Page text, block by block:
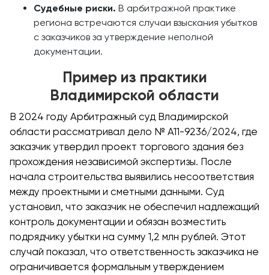
Судебные риски. В арбитражной практике
региона встречаются случаи взыскания убытков
с заказчиков за утверждение неполной
документации.
Пример из практики
Владимирской области
В 2024 году Арбитражный суд Владимирской
области рассматривал дело № А11-9236/2024, где
заказчик утвердил проект торгового здания без
прохождения независимой экспертизы. После
начала строительства выявились несоответствия
между проектными и сметными данными. Суд
установил, что заказчик не обеспечил надлежащий
контроль документации и обязан возместить
подрядчику убытки на сумму 1,2 млн рублей. Этот
случай показал, что ответственность заказчика не
ограничивается формальным утверждением